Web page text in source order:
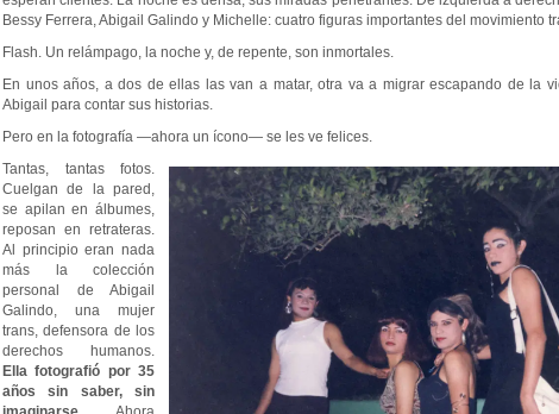
Bessy Ferrera, Abigail Galindo y Michelle: cuatro figuras importantes del movimiento
Flash. Un relámpago, la noche y, de repente, son inmortales.
En unos años, a dos de ellas las van a matar, otra va a migrar escapando de la
Abigail para contar sus historias.
Pero en la fotografía —ahora un ícono— se les ve felices.
Tantas, tantas fotos.
Cuelgan de la pared,
se apilan en álbumes,
reposan en retrateras.
Al principio eran nada
más la colección
personal de Abigail
Galindo, una mujer
trans, defensora de los
derechos humanos.
Ella fotografió por 35
años sin saber, sin